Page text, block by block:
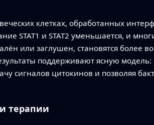
клетках, обработанных
STAT1 и STAT2 уменьшается, и
или заглушен, становятся
поддерживают ясную
сигналов цитокинов и позволяя
терапии